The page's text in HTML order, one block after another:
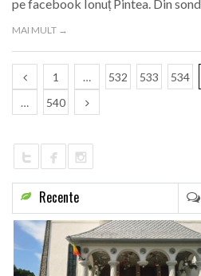
pe facebook Ionuț Pintea. Din
MAI MULT →
1 … 532 533 534
…
540
Recente